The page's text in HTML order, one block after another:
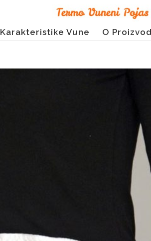
Karakteristike Vune O